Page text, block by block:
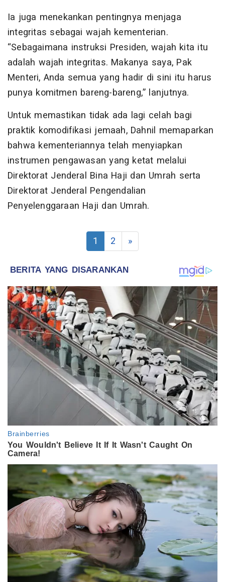
Ia juga menekankan pentingnya menjaga
integritas sebagai wajah kementerian.
“Sebagaimana instruksi Presiden, wajah kita itu
adalah wajah integritas. Makanya saya, Pak
Menteri, Anda semua yang hadir di sini itu harus
punya komitmen bareng-bareng,” lanjutnya.
Untuk memastikan tidak ada lagi celah bagi
praktik komodifikasi jemaah, Dahnil memaparkan
bahwa kementeriannya telah menyiapkan
instrumen pengawasan yang ketat melalui
Direktorat Jenderal Bina Haji dan Umrah serta
Direktorat Jenderal Pengendalian
Penyelenggaraan Haji dan Umrah.
1 2 »